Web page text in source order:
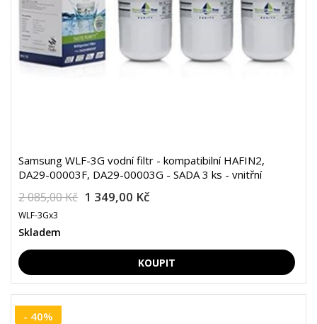
Samsung WLF-3G vodní filtr - kompatibilní HAFIN2,
DA29-00003F, DA29-00003G - SADA 3 ks - vnitřní
2 085,00 Kč 1 349,00 Kč
WLF-3Gx3
Skladem
- 40%